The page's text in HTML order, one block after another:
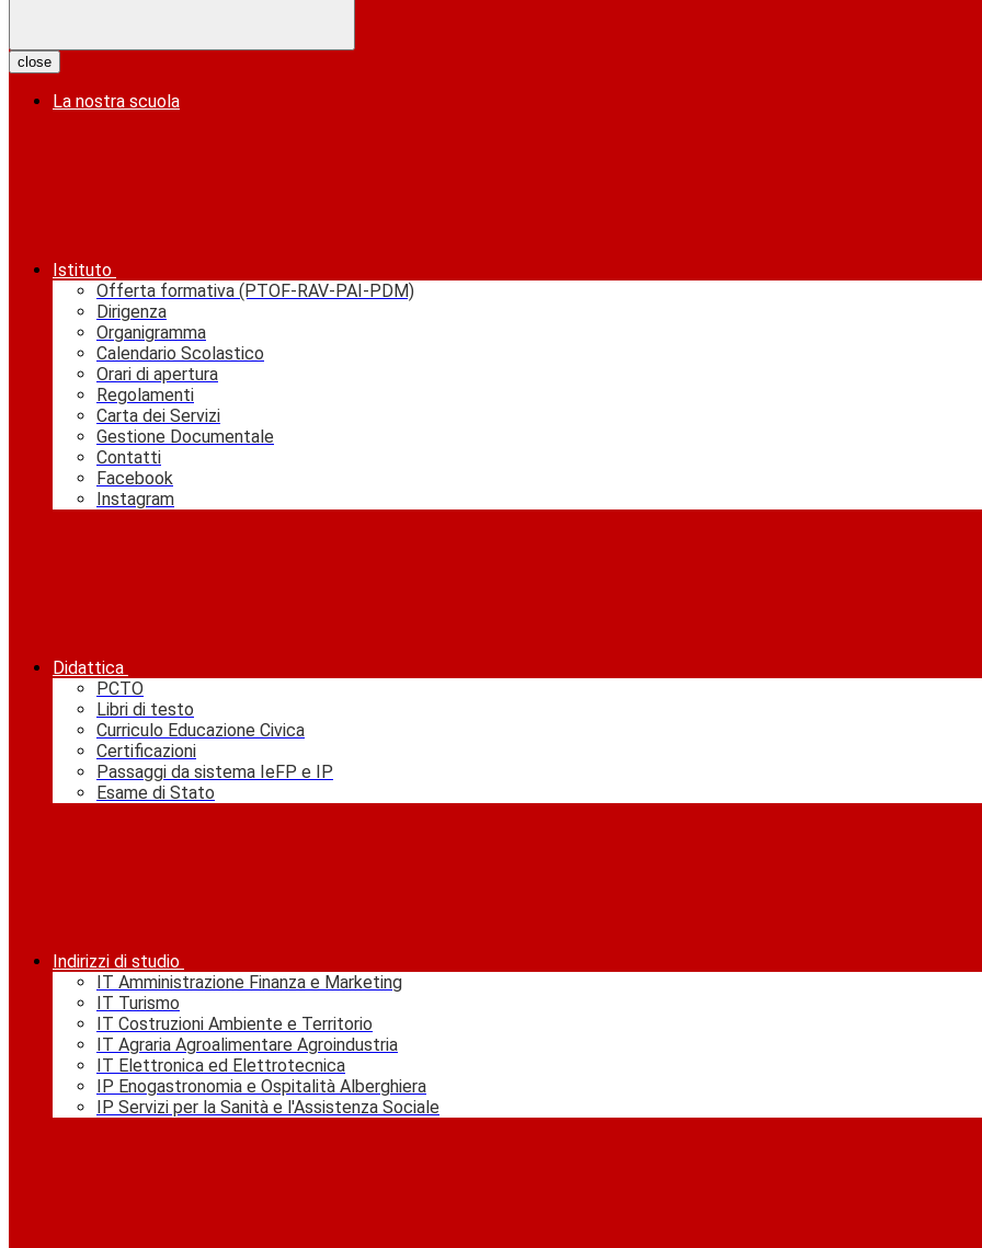
close
La nostra scuola
Istituto
Offerta formativa (PTOF-RAV-PAI-PDM)
Dirigenza
Organigramma
Calendario Scolastico
Orari di apertura
Regolamenti
Carta dei Servizi
Gestione Documentale
Contatti
Facebook
Instagram
Didattica
PCTO
Libri di testo
Curriculo Educazione Civica
Certificazioni
Passaggi da sistema IeFP e IP
Esame di Stato
Indirizzi di studio
IT Amministrazione Finanza e Marketing
IT Turismo
IT Costruzioni Ambiente e Territorio
IT Agraria Agroalimentare Agroindustria
IT Elettronica ed Elettrotecnica
IP Enogastronomia e Ospitalità Alberghiera
IP Servizi per la Sanità e l'Assistenza Sociale